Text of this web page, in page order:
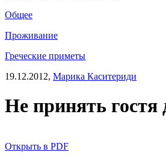
Общее
Проживание
Греческие приметы
19.12.2012, Марика Каситериди
Не принять
Открыть в PDF